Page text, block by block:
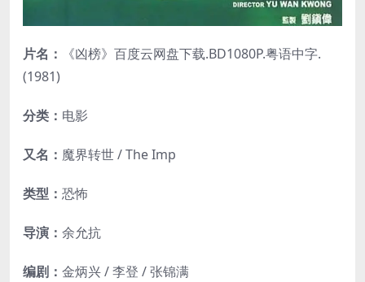
片名：
《凶榜》百度云网盘下载.BD1080P.粤语中字.
(1981)
分类： 电影
又名： 魔界转世 / The Imp
类型： 恐怖
导演： 余允抗
编剧： 金炳兴 / 李登 / 张锦满